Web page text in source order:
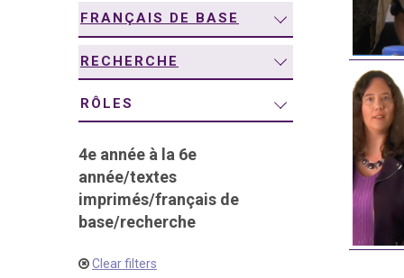
FRANÇAIS DE BASE
RECHERCHE
RÔLES
4e année à la 6e
année/textes
imprimés/français de
base/recherche
Clear filters